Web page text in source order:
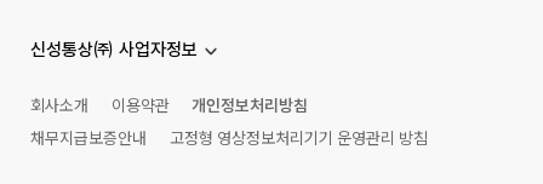
신성통상㈜ 사업자정보
회사소개 이용약관
개인정보처리방침
채무지급보증안내
고정형 영상정보처리기기 운영관리 방침